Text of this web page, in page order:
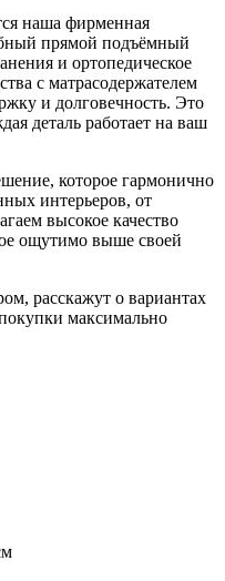
наша фирменная
прямой подъёмный
и ортопедическое
с матрасодержателем
и долговечность. Это
деталь работает на ваш
которое гармонично
интерьеров, от
высокое качество
ощутимо выше своей
расскажут о вариантах
максимально